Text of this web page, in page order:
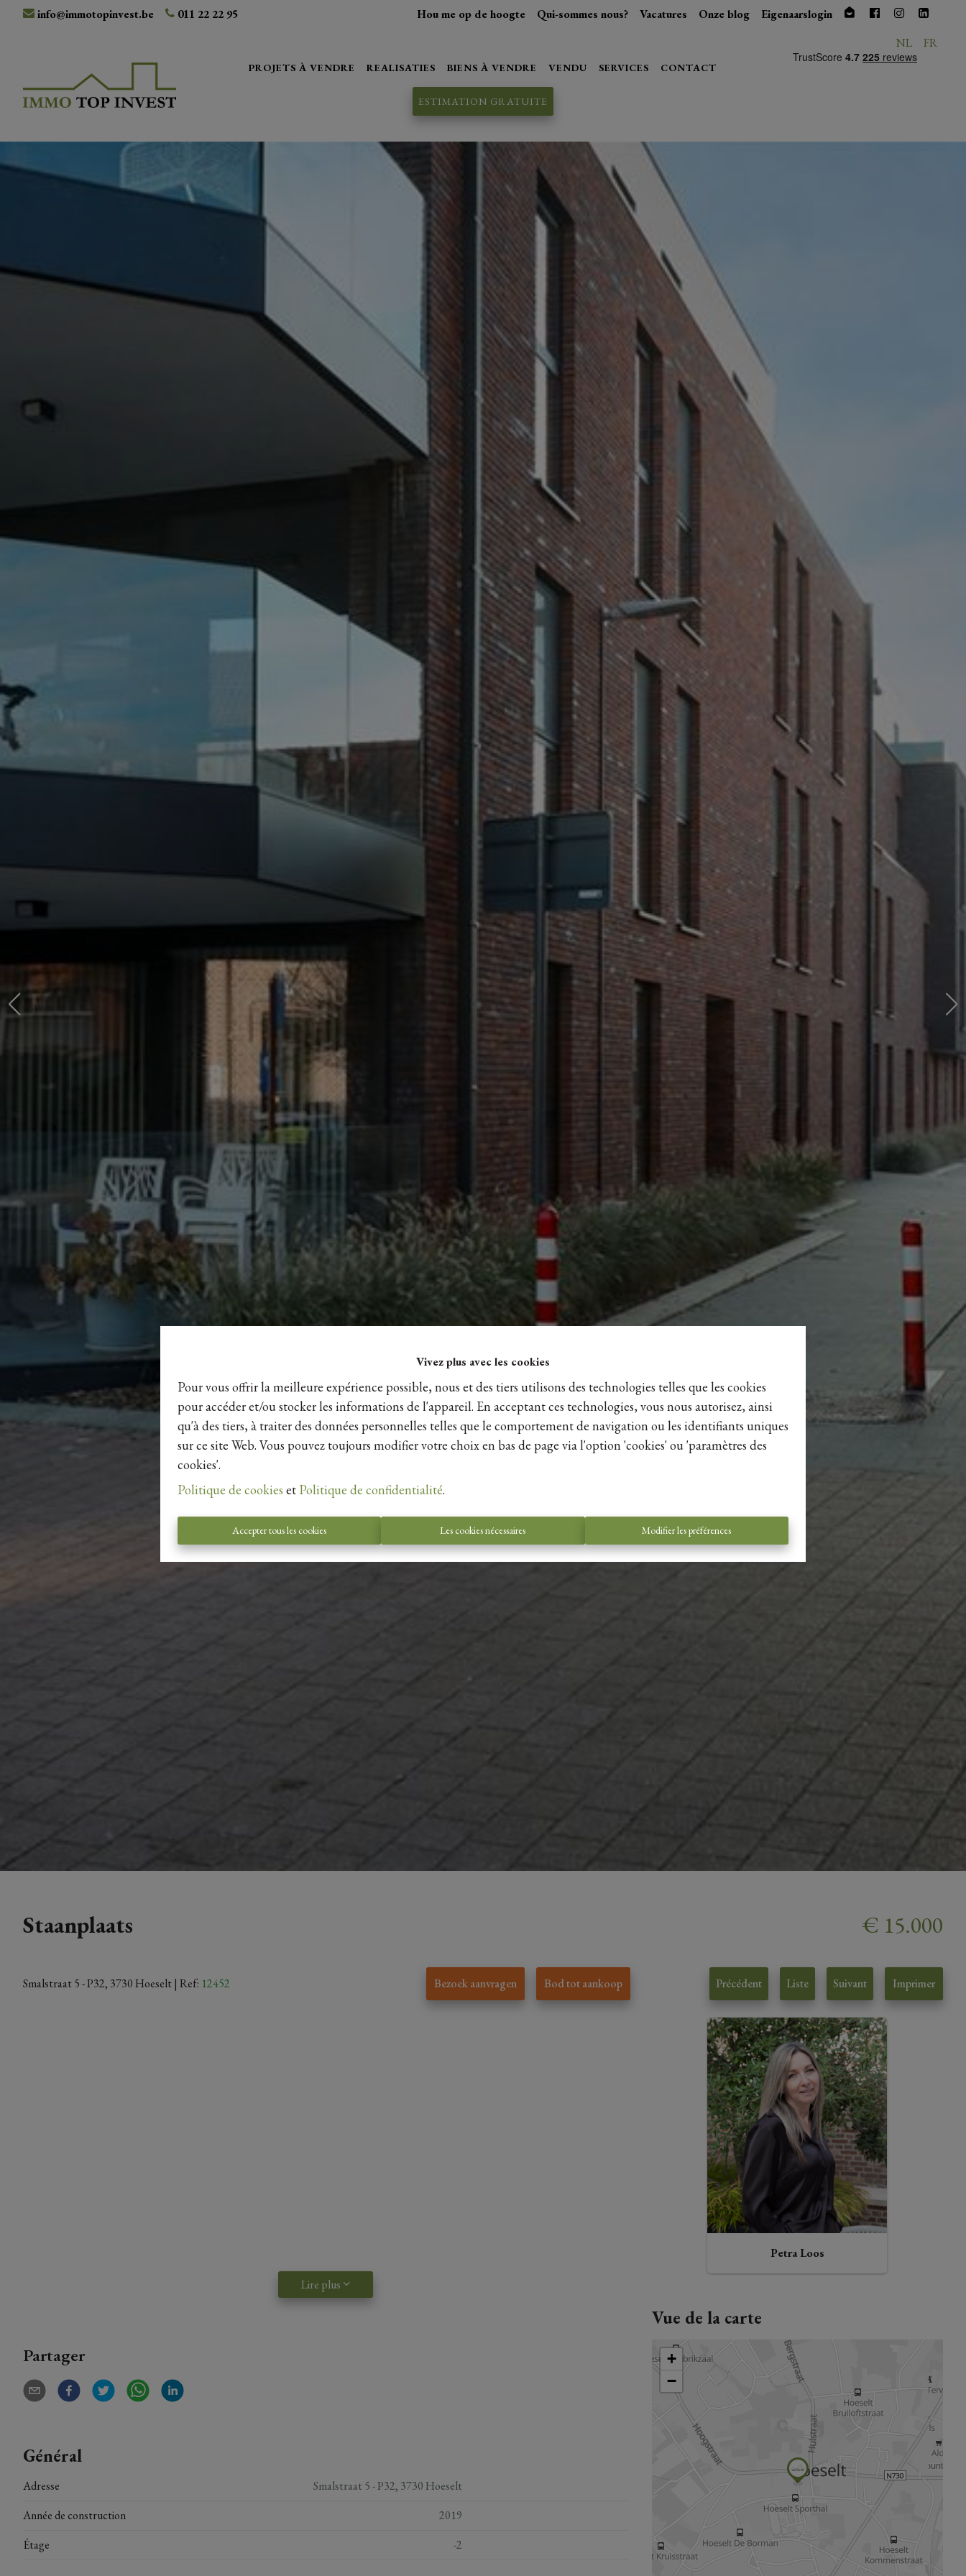
Vivez plus avec les cookies
Pour vous offrir la meilleure expérience possible, nous et des tiers utilisons des technologies telles que les cookies
pour accéder et/ou stocker les informations de l'appareil. En acceptant ces technologies, vous nous autorisez, ainsi
qu'à des tiers, à traiter des données personnelles telles que le comportement de navigation ou les identifiants uniques
sur ce site Web. Vous pouvez toujours modifier votre choix en bas de page via l'option 'cookies' ou 'paramètres des
cookies'.
Politique de cookies et Politique de confidentialité.
Accepter tous les cookies Les cookies nécessaires Modifier les préférences
info@immotopinvest.be 011 22 22 95 Hou me op de hoogte Qui-sommes nous? Vacatures Onze blog Eigenaarslogin
PROJETS À VENDRE REALISATIES BIENS À VENDRE VENDU SERVICES CONTACT
ESTIMATION GRATUITE
NL FR
Staanplaats € 15.000
Smalstraat 5 - P32, 3730 Hoeselt| Ref: 12452 Bezoek aanvragen Bod tot aankoop Précédent Liste Suivant Imprimer
Lire plus
Partager
Général
Adresse
Smalstraat 5 - P32, 3730 Hoeselt
Année de construction
2019
Étage
-2
Petra Loos
Vue de la carte